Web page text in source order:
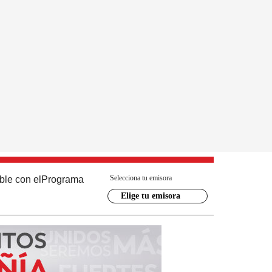
con el Programa Selecciona tu emisora
Elige tu emisora